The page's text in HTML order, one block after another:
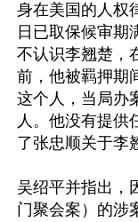
身在美国的人权
日已取保候审期
不认识李翘楚，
前，他被羁押期
这个人，当局办
人。他没有提供
了张忠顺关于李
吴绍平并指出，
门聚会案）的涉